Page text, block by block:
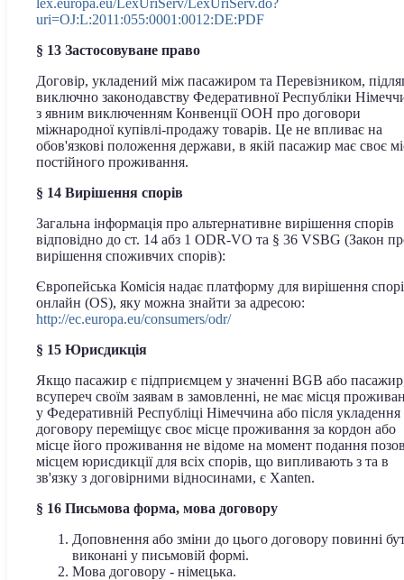
lex.europa.eu/LexUriServ/LexUriServ.do?
uri=OJ:L:2011:055:0001:0012:DE:PDF
§ 13 Застосовуване право
Договір, укладений між пасажиром та Перевізником,
виключно законодавству Федеративної Республіки
з явним виключенням Конвенції ООН про договори
міжнародної купівлі-продажу товарів. Це не впливає на
обов'язкові положення держави, в якій пасажир має своє
постійного проживання.
§ 14 Вирішення спорів
Загальна інформація про альтернативне вирішення спорів
відповідно до ст. 14 абз 1 ODR-VO та § 36 VSBG (Закон
вирішення споживчих спорів):
Європейська Комісія надає платформу для вирішення
онлайн (OS), яку можна знайти за адресою:
http://ec.europa.eu/consumers/odr/
§ 15 Юрисдикція
Якщо пасажир є підприємцем у значенні BGB або
всупереч своїм заявам в замовленні, не має місця
у Федеративній Республіці Німеччина або після укладення
договору переміщує своє місце проживання за кордон або
місце його проживання не відоме на момент подання
місцем юрисдикції для всіх спорів, що випливають з та в
зв'язку з договірними відносинами, є Xanten.
§ 16 Письмова форма, мова договору
Доповнення або зміни до цього договору повинні
виконані у письмовій формі.
Мова договору - німецька.